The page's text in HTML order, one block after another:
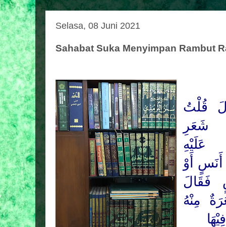
Selasa, 08 Juni 2021
Sahabat Suka Menyimpan Rambut
قُلْتُ
شَعَرِ
عَلَيْهِ
أَنَسٍ أَوْ
فَقَالَ
مِنْهُ